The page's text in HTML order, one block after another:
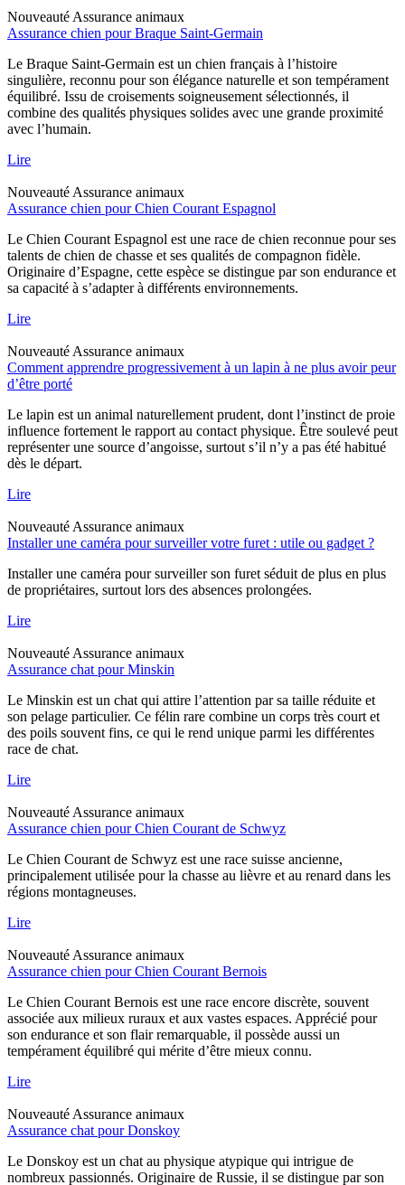
Nouveauté Assurance animaux
Assurance chien pour Braque Saint-Germain
Le Braque Saint-Germain est un chien français à l’histoire
singulière, reconnu pour son élégance naturelle et son tempérament
équilibré. Issu de croisements soigneusement sélectionnés, il
combine des qualités physiques solides avec une grande proximité
avec l’humain.
Lire
Nouveauté Assurance animaux
Assurance chien pour Chien Courant Espagnol
Le Chien Courant Espagnol est une race de chien reconnue pour ses
talents de chien de chasse et ses qualités de compagnon fidèle.
Originaire d’Espagne, cette espèce se distingue par son endurance et
sa capacité à s’adapter à différents environnements.
Lire
Nouveauté Assurance animaux
Comment apprendre progressivement à un lapin à ne plus avoir peur
d’être porté
Le lapin est un animal naturellement prudent, dont l’instinct de proie
influence fortement le rapport au contact physique. Être soulevé peut
représenter une source d’angoisse, surtout s’il n’y a pas été habitué
dès le départ.
Lire
Nouveauté Assurance animaux
Installer une caméra pour surveiller votre furet : utile ou gadget ?
Installer une caméra pour surveiller son furet séduit de plus en plus
de propriétaires, surtout lors des absences prolongées.
Lire
Nouveauté Assurance animaux
Assurance chat pour Minskin
Le Minskin est un chat qui attire l’attention par sa taille réduite et
son pelage particulier. Ce félin rare combine un corps très court et
des poils souvent fins, ce qui le rend unique parmi les différentes
race de chat.
Lire
Nouveauté Assurance animaux
Assurance chien pour Chien Courant de Schwyz
Le Chien Courant de Schwyz est une race suisse ancienne,
principalement utilisée pour la chasse au lièvre et au renard dans les
régions montagneuses.
Lire
Nouveauté Assurance animaux
Assurance chien pour Chien Courant Bernois
Le Chien Courant Bernois est une race encore discrète, souvent
associée aux milieux ruraux et aux vastes espaces. Apprécié pour
son endurance et son flair remarquable, il possède aussi un
tempérament équilibré qui mérite d’être mieux connu.
Lire
Nouveauté Assurance animaux
Assurance chat pour Donskoy
Le Donskoy est un chat au physique atypique qui intrigue de
nombreux passionnés. Originaire de Russie, il se distingue par son